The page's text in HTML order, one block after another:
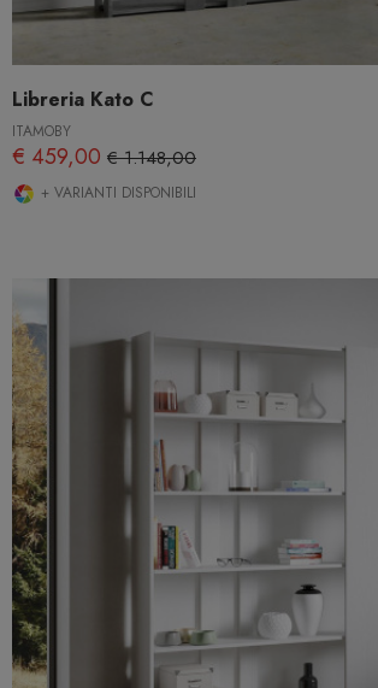
Libreria Kato C
ITAMOBY
€ 459,00 € 1.148,00
+ VARIANTI DISPONIBILI